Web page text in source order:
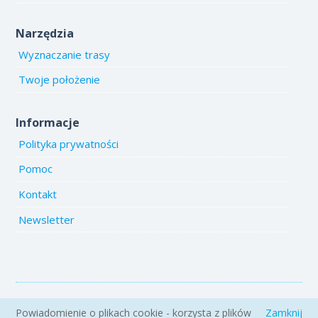
Narzędzia
Wyznaczanie trasy
Twoje położenie
Informacje
Polityka prywatności
Pomoc
Kontakt
Newsletter
Copyright 2005-2026 www.emiejsca.pl. Kopiowanie treści i zdjęć
Powiadomienie o plikach cookie - korzysta z plików Zamknij